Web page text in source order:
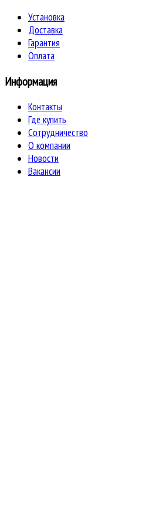
Установка
Доставка
Гарантия
Оплата
Информация
Контакты
Где купить
Сотрудничество
О компании
Новости
Вакансии